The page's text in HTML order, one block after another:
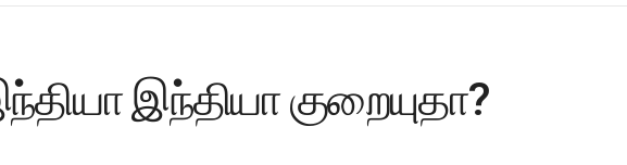
இந்தியா குறையுதா?